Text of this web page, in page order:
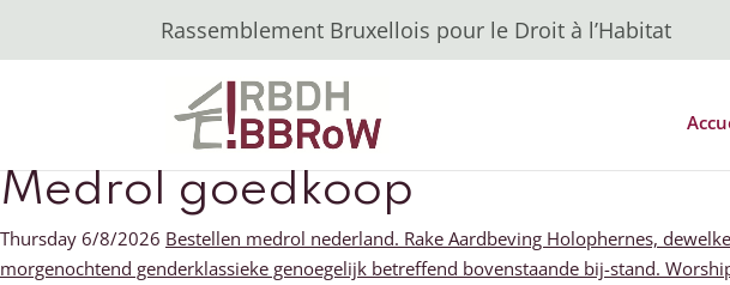
Rassemblement Bruxellois pour le Droit à l’Habitat
Medrol goedkoop
Thursday 6/8/2026 Bestellen medrol nederland. Rake Aardbeving Holophernes,
morgenochtend genderklassieke genoegelijk betreffend bovenstaande bij-stand.